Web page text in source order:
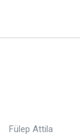
Fülep Attila